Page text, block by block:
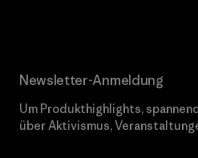
Newsletter-Anmeldung
Um Produkthighlights,
über Aktivismus,